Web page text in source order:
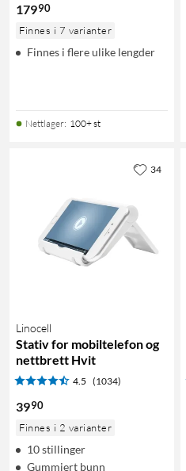
17990
Finnes i 7 varianter
Finnes i flere ulike lengder
Nettlager: 100+ st
Linocell
Stativ for mobiltelefon og
nettbrett Hvit
4.5 (1034)
3990
Finnes i 2 varianter
10 stillinger
Gummiert bunn
34